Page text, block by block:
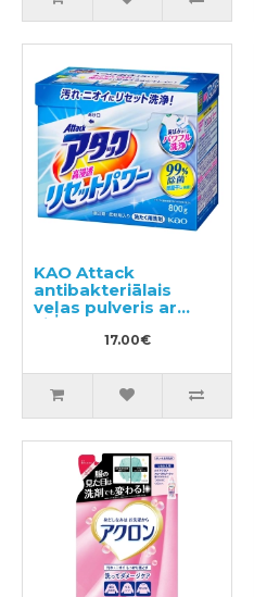
KAO Attack
antibakteriālais
veļas pulveris ar
ziedu aromātu 800g
17.00€